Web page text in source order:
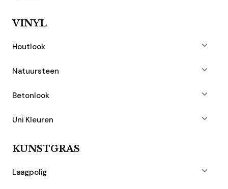
VINYL
Houtlook
Natuursteen
Betonlook
Uni Kleuren
KUNSTGRAS
Laagpolig